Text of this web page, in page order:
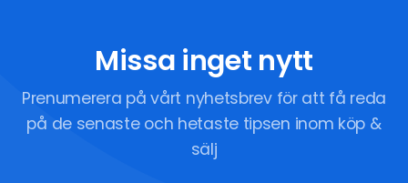
Missa inget nytt
Prenumerera på vårt nyhetsbrev för att få reda
på de senaste och hetaste tipsen inom köp &
sälj